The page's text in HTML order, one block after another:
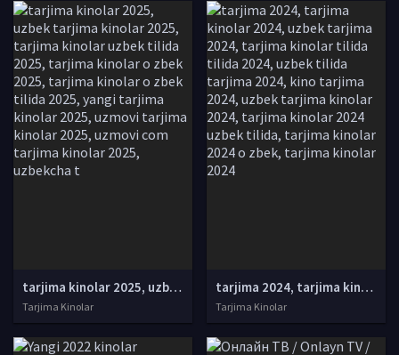
tarjima kinolar 2025, uzbek tarjima kinolar 2025, tarjima kinolar uzbek tilida 2025, tarjima kinolar o zbek 2025, tarjima kinolar o zbek tilida 2025, yangi tarjima kinolar 2025, uzmovi tarjima kinolar 2025, uzmovi com tarjima kinolar 2025, uzbekcha t
Tarjima Kinolar
tarjima 2024, tarjima kinolar 2024, uzbek tarjima 2024, tarjima kinolar tilida tilida 2024, uzbek tilida tarjima 2024, kino tarjima 2024, uzbek tarjima kinolar 2024, tarjima kinolar 2024 uzbek tilida, tarjima kinolar 2024 o zbek, tarjima kinolar 2024
Tarjima Kinolar